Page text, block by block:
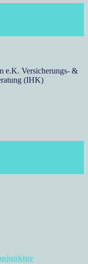
e.K. Versicherungs- &
(IHK)